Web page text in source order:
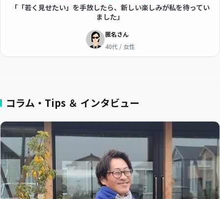
「「若く見せたい」を手放したら、新しい楽しみが私を待ってい
ました」
匿名さん
40代 / 女性
コラム・Tips ＆ インタビュー